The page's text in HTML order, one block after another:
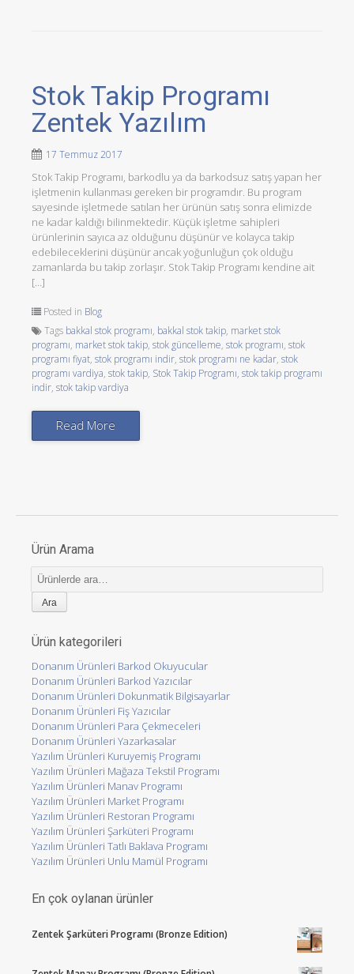
Stok Takip Programı
Zentek Yazılım
17 Temmuz 2017
Stok Takip Programı, barkodlu ya da barkodsuz satış yapan her
işletmenin kullanması gereken bir programdır. Bu program
sayesinde işletmede satılan her ürünün satış sonra elimizde
ne kadar kaldığı bilinmektedir. Küçük işletme sahipleri
ürünlerinin sayıca az olduğunu düşünür ve kolayca takip
edebileceklerini düşünür ancak yoğunluğun çok olduğu
zamanlarda bu takip zorlaşır. Stok Takip Programı kendine ait
[…]
Posted in Blog
Tags bakkal stok programı, bakkal stok takip, market stok
programı, market stok takip, stok güncelleme, stok programı, stok
programı fiyat, stok programı indir, stok programı ne kadar, stok
programı vardiya, stok takip, Stok Takip Programı, stok takip programı
indir, stok takip vardiya
Read More
Ürün Arama
Ara:
Ürün kategorileri
Donanım Ürünleri Barkod Okuyucular
Donanım Ürünleri Barkod Yazıcılar
Donanım Ürünleri Dokunmatik Bilgisayarlar
Donanım Ürünleri Fiş Yazıcılar
Donanım Ürünleri Para Çekmeceleri
Donanım Ürünleri Yazarkasalar
Yazılım Ürünleri Kuruyemiş Programı
Yazılım Ürünleri Mağaza Tekstil Programı
Yazılım Ürünleri Manav Programı
Yazılım Ürünleri Market Programı
Yazılım Ürünleri Restoran Programı
Yazılım Ürünleri Şarküteri Programı
Yazılım Ürünleri Tatlı Baklava Programı
Yazılım Ürünleri Unlu Mamül Programı
En çok oylanan ürünler
Zentek Şarküteri Programı (Bronze Edition)